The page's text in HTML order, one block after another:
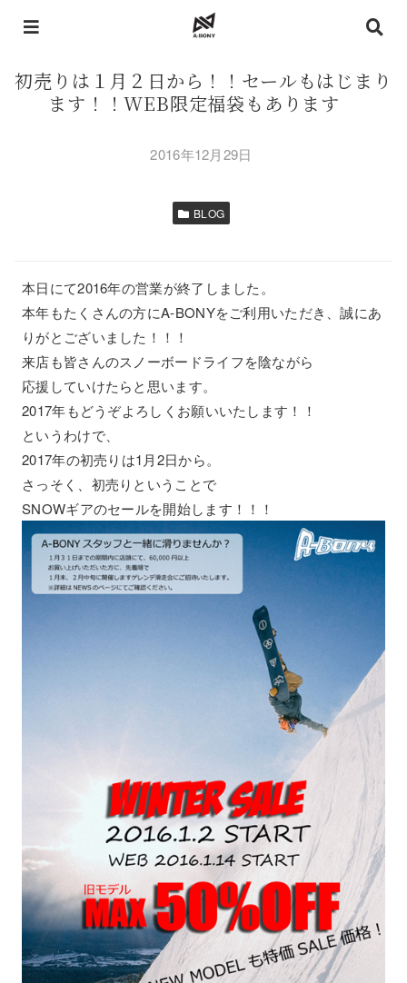
初売りは１月２日から！！セールもはじまり
ます！！WEB限定福袋もあります
2016年12月29日
BLOG
本日にて2016年の営業が終了しました。
本年もたくさんの方にA-BONYをご利用いただき、誠にあ
りがとございました！！！
来店も皆さんのスノーボードライフを陰ながら
応援していけたらと思います。
2017年もどうぞよろしくお願いいたします！！
というわけで、
2017年の初売りは1月2日から。
さっそく、初売りということで
SNOWギアのセールを開始します！！！